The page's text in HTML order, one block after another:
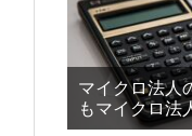
マイクロ法人
もマイクロ法